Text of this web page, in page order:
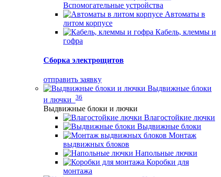
Вспомогательные устройства
Автоматы в
литом корпусе
Кабель, клеммы и
гофра
Сборка электрощитов
отправить заявку
Выдвижные блоки
и лючки 36
Выдвижные блоки и лючки
Влагостойкие лючки
Выдвижные блоки
Монтаж
выдвижных блоков
Напольные лючки
Коробки для
монтажа